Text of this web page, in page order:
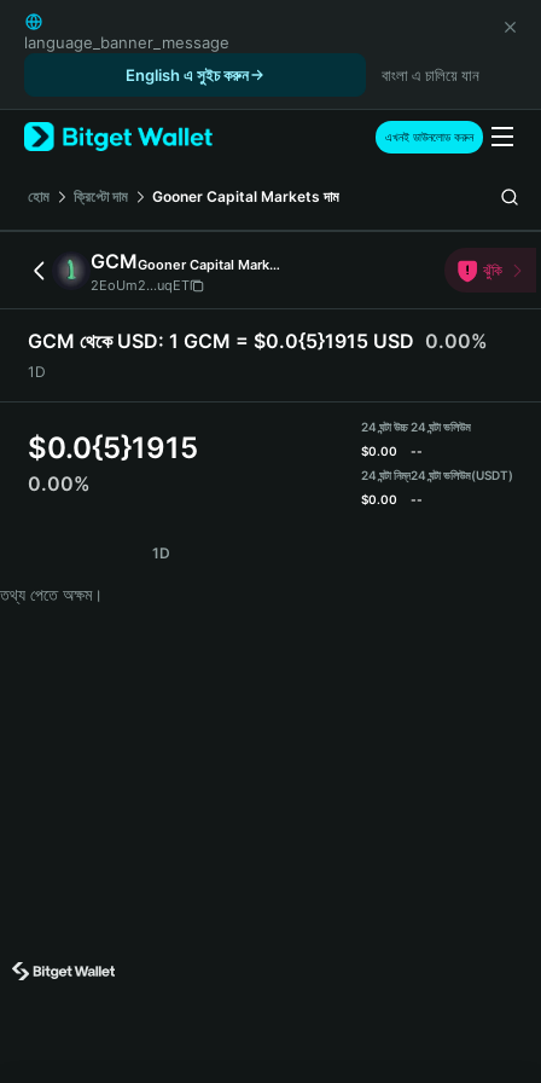
English
日本語
Русский
Español (Latinoamérica)
Türkçe
Italiano
简体中文
繁體中文
Português (Portugal)
Bahasa Indonesia
Español
language_banner_message
English এ সুইচ করুন
বাংলা এ চালিয়ে যান
এখনই ডাউনলোড করুন
হোম ক্রিপ্টো দাম Gooner Capital Markets দাম
GCM
Gooner Capital Markets
2EoUm2...uqET
ঝুঁকি
GCM থেকে USD: 1 GCM = $0.0{5}1915 USD 0.00%
1D
$0.0{5}1915
0.00%
24 ঘন্টা উচ্চ
$0.00
24 ঘন্টা নিম্ন
$0.00
24 ঘন্টা ভলিউম
--
24 ঘন্টা ভলিউম(USDT)
--
1D
তথ্য পেতে অক্ষম।